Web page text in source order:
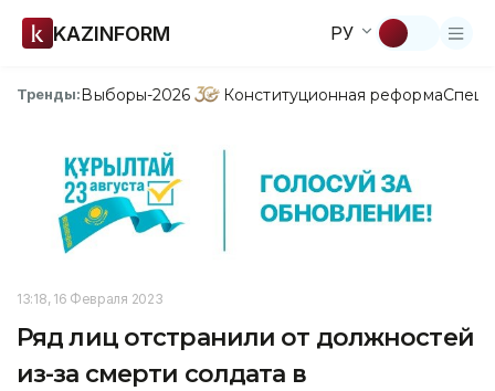
KAZINFORM РУ
Тренды:Выборы-2026 Конституционная реформа
13:18, 16 Февраля 2023
Ряд лиц отстранили от должностей
из-за смерти солдата в